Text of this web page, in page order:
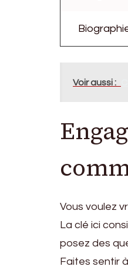
Voir aussi :
Vous voulez
La clé ici
posez des
Faites sentir